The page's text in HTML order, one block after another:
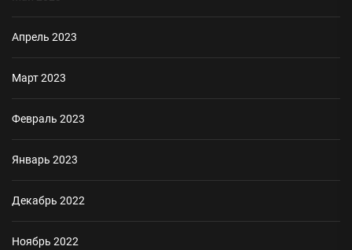
Апрель 2023
Март 2023
Февраль 2023
Январь 2023
Декабрь 2022
Ноябрь 2022